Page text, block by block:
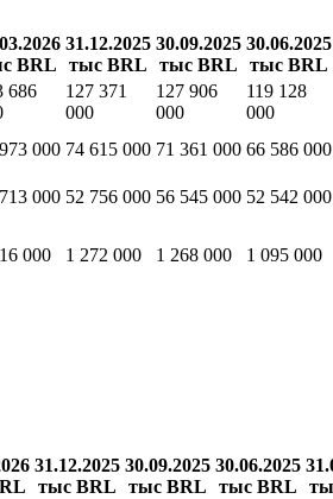
BRL
31.12.2025
тыс BRL
30.09.2025
тыс BRL
30.06.2025
тыс BRL
686
127 371
000
127 906
000
119 128
000
000 74 615 000 71 361 000 66 586 000
000 52 756 000 56 545 000 52 542 000
000 1 272 000 1 268 000 1 095 000
31.12.2025
тыс BRL
30.09.2025
тыс BRL
30.06.2025
тыс BRL